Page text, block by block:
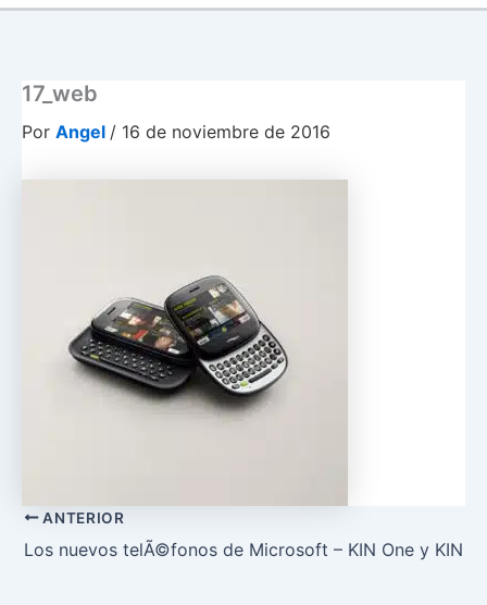
17_web
Por Angel / 16 de noviembre de 2016
ANTERIOR
Los nuevos telÃ©fonos de Microsoft – KIN One y KIN